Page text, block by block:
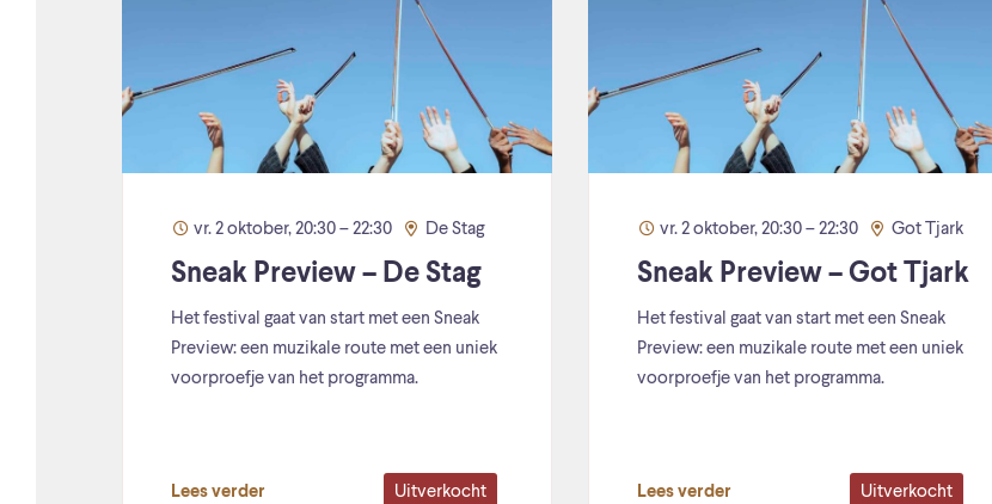
vr. 2 oktober, 20:30 – 22:30 De Stag
Sneak Preview – De Stag
Het festival gaat van start met een Sneak
Preview: een muzikale route met een uniek
voorproefje van het programma.
Lees verder Uitverkocht
vr. 2 oktober, 20:30 – 22:30 Got Tjark
Sneak Preview – Got Tjark
Het festival gaat van start met een Sneak
Preview: een muzikale route met een uniek
voorproefje van het programma.
Lees verder Uitverkocht